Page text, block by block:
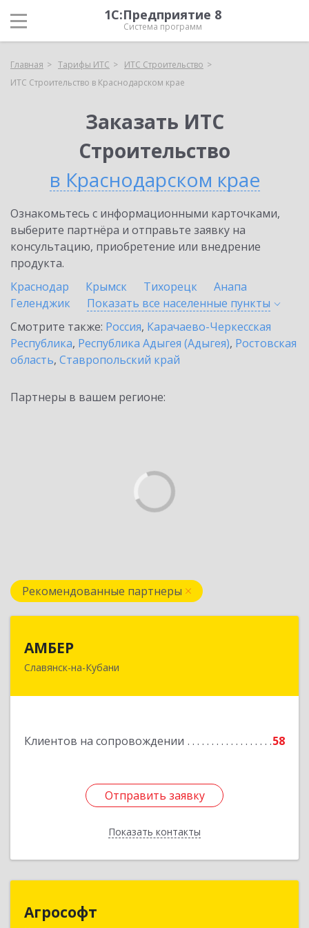
1С:Предприятие 8
Система программ
Главная Тарифы ИТС
ИТС Строительство
ИТС Строительство в Краснодарском крае
Заказать ИТС
Строительство
в Краснодарском крае
Ознакомьтесь с информационными карточками,
выберите партнёра и отправьте заявку на
консультацию, приобретение или внедрение
продукта.
Краснодар
Крымск Тихорецк
Анапа
Геленджик
Показать все населенные пункты
Смотрите также: Россия, Карачаево-Черкесская
Республика, Республика Адыгея (Адыгея), Ростовская
область, Ставропольский край
Партнеры в вашем регионе:
Рекомендованные партнеры
АМБЕР
Славянск-на-Кубани
Клиентов на сопровождении 58
Отправить заявку
Показать контакты
353562, Краснодарский край, Славянский р-н,
Отправить заявку
Назад
Агрософт